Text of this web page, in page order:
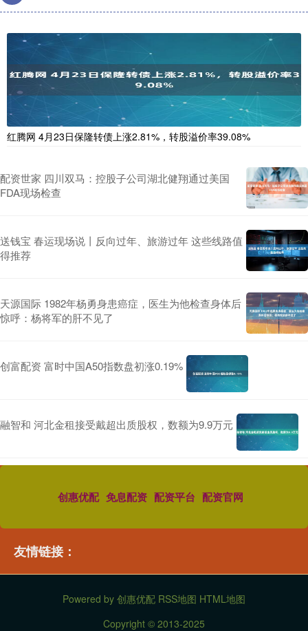
红腾网 4月23日保隆转债上涨2.81%，转股溢价率39.08%
配资世家 四川双马：控股子公司湖北健翔通过美国
FDA现场检查
送钱宝 春运现场说丨反向过年、旅游过年 这些线路值
得推荐
天源国际 1982年杨勇身患癌症，医生为他检查身体后
惊呼：杨将军的肝不见了
创富配资 富时中国A50指数盘初涨0.19%
融智和 河北金租接受戴超出质股权，数额为9.9万元
创惠优配 免息配资 配资平台 配资官网
友情链接：
Powered by 创惠优配 RSS地图 HTML地图
Copyright © 2013-2025